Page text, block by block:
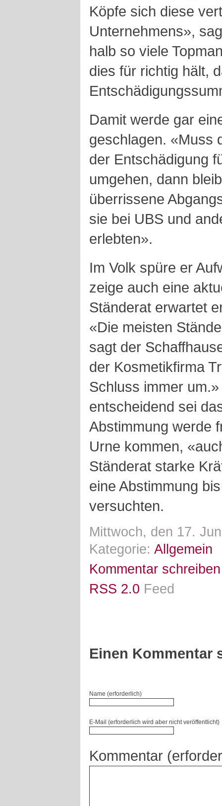
Köpfe sich diese
Unternehmens»,
halb so viele
dies für richtig hält,
Damit werde gar
geschlagen. «Muss
der Entschädigung
umgehen, dann
überrissene
sie bei UBS und
erlebten».
Im Volk spüre er
zeige auch eine
Ständerat erwartet
«Die meisten
sagt der
der Kosmetikfirma
Schluss immer
entscheidend sei
Abstimmung werde
Urne kommen,
Ständerat starke
eine Abstimmung
versuchten.
Mittwoch, den 17.
Kategorie: Allgemein
Kommentar schreiben
RSS 2.0 Feed
Einen Kommentar
Name (erforderlich)
E-Mail (erforderlich wird aber nicht veröffentlicht)
Kommentar